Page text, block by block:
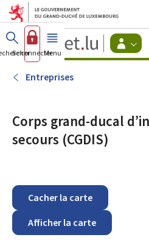
Aller au menu
Aller au
Guichet.lu
Se connecterMenu principal
Entreprises
Corps grand-ducal
secours (CGDIS)
Cacher la carte
Afficher la carte